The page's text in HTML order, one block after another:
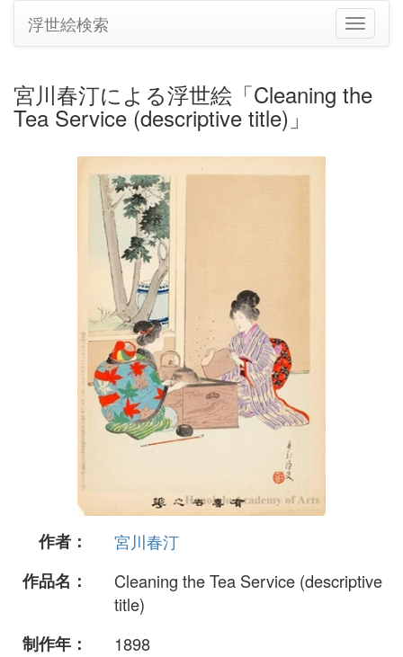
ナ
ビ
シ
浮世絵検索
宮川春汀による浮世絵「Cleaning the
Tea Service (descriptive title)」
作者：
宮川春汀
作品名：
Cleaning the Tea Service (descriptive
title)
制作年：
1898